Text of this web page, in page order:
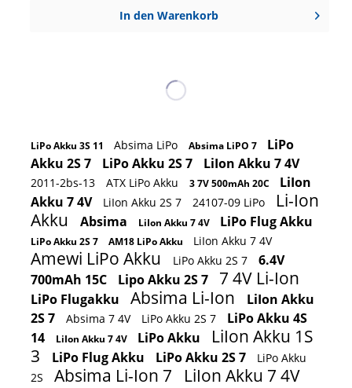
In den Warenkorb
LiPo Akku 3S 11 Absima LiPo Absima LiPO 7
LiPo
Akku 2S 7
LiPo Akku 2S 7 LiIon Akku 7 4V
2011-2bs-13 ATX LiPo Akku 3 7V 500mAh 20C
LiIon
Akku 7 4V
LiIon Akku 2S 7 24107-09 LiPo
Li-Ion
Akku
Absima LiIon Akku 7 4V LiPo Flug Akku
LiPo Akku 2S 7 AM18 LiPo Akku LiIon Akku 7 4V
Amewi LiPo Akku LiPo Akku 2S 7
6.4V
700mAh 15C
Lipo Akku 2S 7 7 4V Li-Ion
LiPo Flugakku Absima Li-Ion
LiIon Akku
2S 7
Absima 7 4V LiPo Akku 2S 7
LiPo Akku 4S
14
LiIon Akku 7 4V LiPo Akku
LiIon Akku 1S
3
LiPo Flug Akku LiPo Akku 2S 7
LiPo Akku
2S
Absima Li-Ion 7 LiIon Akku 7 4V